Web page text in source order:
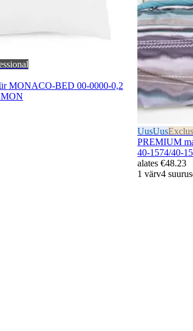
MONACO-BED 00-0000-0,2
UusUus
PREMIUM
40-1574/40-
alates €48.23
1 värv4